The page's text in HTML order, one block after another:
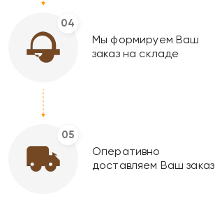
04
Мы формируем Ваш
заказ на складе
05
Оперативно
доставляем Ваш заказ